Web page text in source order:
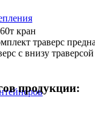
кран
траверс
с внизу
продукции: